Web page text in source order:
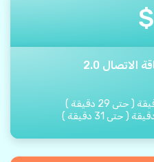
$
الاتصال 2.0
( حتى 29 دقيقة )
( حتى 31 دقيقة )